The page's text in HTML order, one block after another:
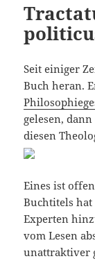
Seit einiger
Buch heran.
gelesen,
diesen
Eines ist
Buchtitels
Experten
vom Lesen
unattraktiver